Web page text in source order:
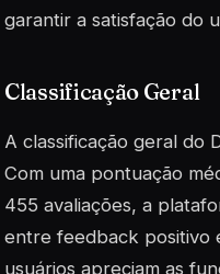
garantir a satisfação do
Classificação Geral
A classificação geral do
Com uma pontuação
455 avaliações, a
entre feedback positivo
usuários apreciam as